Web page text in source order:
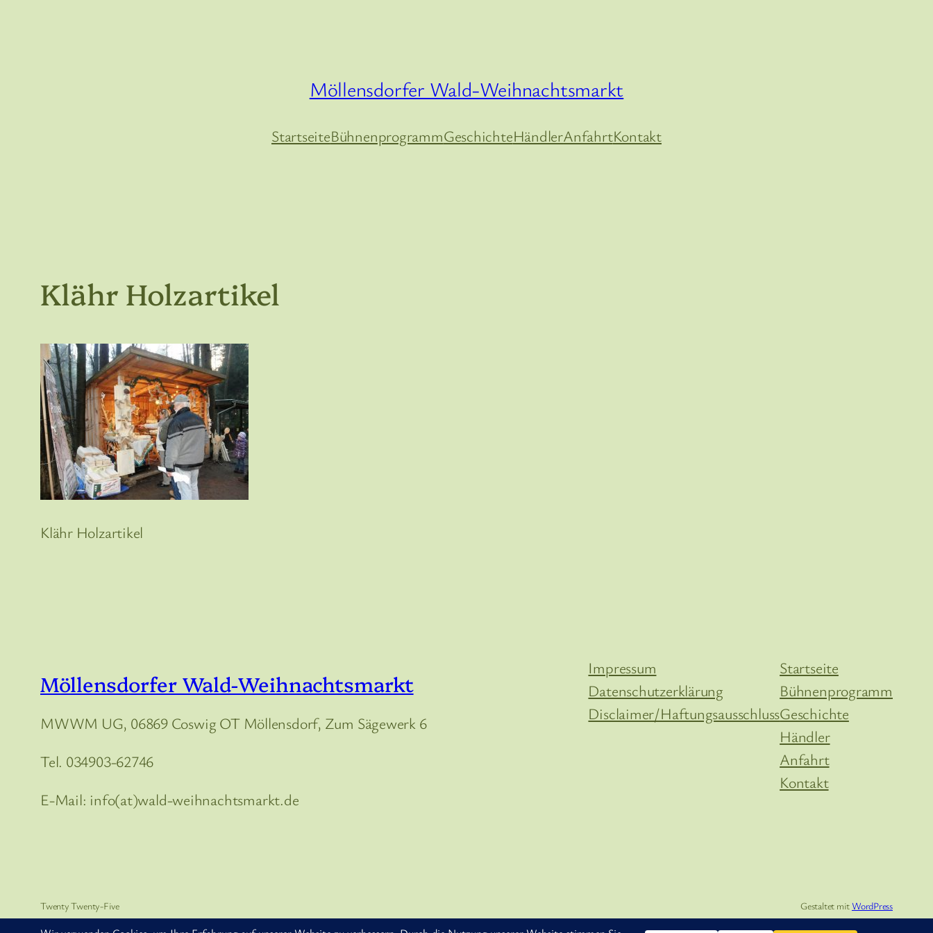
Möllensdorfer Wald-Weihnachtsmarkt
StartseiteBühnenprogrammGeschichteHändlerAnfahrtKontakt
Klähr Holzartikel
Klähr Holzartikel
Möllensdorfer Wald-Weihnachtsmarkt
MWWM UG, 06869 Coswig OT Möllensdorf, Zum Sägewerk 6
Tel. 034903-62746
E-Mail: info(at)wald-weihnachtsmarkt.de
Impressum
Datenschutzerklärung
Disclaimer/Haftungsausschluss
Startseite
Bühnenprogramm
Geschichte
Händler
Anfahrt
Kontakt
Twenty Twenty-Five Gestaltet mitWordPress